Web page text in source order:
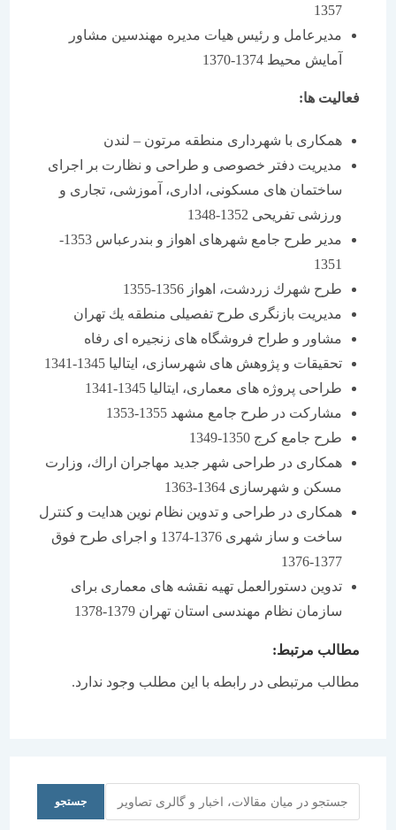
مدیرعامل و رئیس هیات مدیره مهندسین مشاور
آمایش محیط 1374-1370
فعالیت ها:
همكاری با شهرداری منطقه مرتون – لندن
مدیریت دفتر خصوصی و طراحی و نظارت بر اجرای
ساختمان های مسكونی، اداری، آموزشی، تجاری و
ورزشی تفریحی 1352-1348
مدیر طرح جامع شهرهای اهواز و بندرعباس 1353-
طرح شهرك زردشت، اهواز 1356-1355
مدیریت بازنگری طرح تفصیلی منطقه یك تهران
مشاور و طراح فروشگاه های زنجیره ای رفاه
تحقیقات و پژوهش های شهرسازی، ایتالیا 1345-1341
طراحی پروژه های معماری، ایتالیا 1345-1341
مشاركت در طرح جامع مشهد 1355-1353
طرح جامع كرج 1350-1349
همكاری در طراحی شهر جدید مهاجران اراك، وزارت
مسكن و شهرسازی 1364-1363
همكاری در طراحی و تدوین نظام نوین هدایت و كنترل
ساخت و ساز شهری 1376-1374 و اجرای طرح فوق
تدوین دستورالعمل تهیه نقشه های معماری برای
سازمان نظام مهندسی استان تهران 1379-1378
مطالب مرتبط:
مطالب مرتبطی در رابطه با این مطلب وجود ندارد.
جستجو